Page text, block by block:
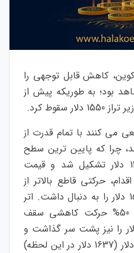
کاهش قابل توجهی را
1600 دلاری شاهد بود؛ به طوریکه پیش از
سقوط کرد.
می کنند با تمام قدرت از
کنند، چرا که پایین ترین سطح
قیمت روزانه نزدیک به 1490 دلار تشکیل شد و قیمت
حرکتی قاطع بالاتر از
سطوح مقاومت 1550 و 1580 دلار را به دنبال داشت. اتر
حتی سطح فیبوی اصلاحی 50% حرکت کاهشی سقف
1685 دلار به 1490 دلار را نیز پشت سر گذاشت و
اکنون با قیمتی بالاتر از 1600 دلار (1637 دلار در این لحظه)